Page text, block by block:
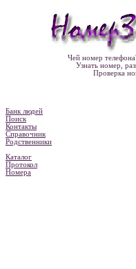
Чей номер
Узнать номер,
Проверка
Банк людей
Поиск
Контакты
Справочник
Родственники
Каталог
Протокол
Номера